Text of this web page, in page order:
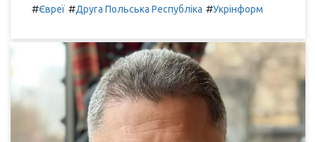
#Євреї #Друга Польська Республіка #Укрінформ